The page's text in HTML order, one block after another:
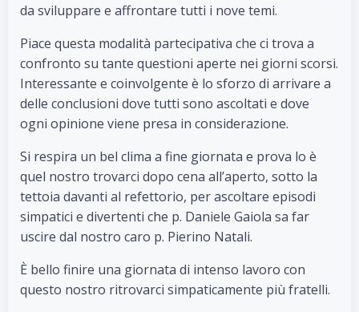
da sviluppare e affrontare tutti i nove temi.
Piace questa modalità partecipativa che ci trova a
confronto su tante questioni aperte nei giorni scorsi.
Interessante e coinvolgente è lo sforzo di arrivare a
delle conclusioni dove tutti sono ascoltati e dove
ogni opinione viene presa in considerazione.
Si respira un bel clima a fine giornata e prova lo è
quel nostro trovarci dopo cena all’aperto, sotto la
tettoia davanti al refettorio, per ascoltare episodi
simpatici e divertenti che p. Daniele Gaiola sa far
uscire dal nostro caro p. Pierino Natali.
È bello finire una giornata di intenso lavoro con
questo nostro ritrovarci simpaticamente più fratelli.